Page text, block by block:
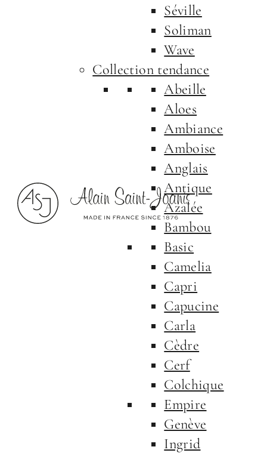
Séville
Soliman
Wave
Collection tendance
Abeille
Aloes
Ambiance
Amboise
Anglais
Antique
Azalée
Bambou
Basic
Camelia
Capri
Capucine
Carla
Cèdre
Cerf
Colchique
Empire
Genève
Ingrid